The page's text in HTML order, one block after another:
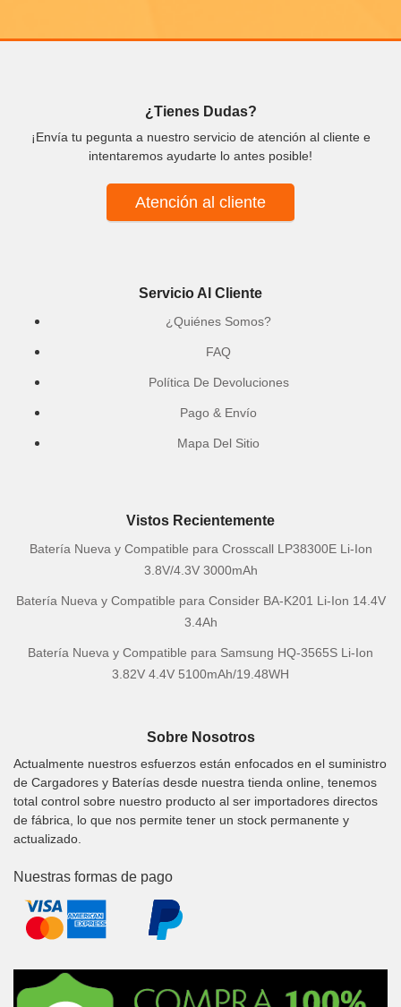
¿Tienes Dudas?
¡Envía tu pegunta a nuestro servicio de atención al cliente e
intentaremos ayudarte lo antes posible!
Atención al cliente
Servicio Al Cliente
¿Quiénes Somos?
FAQ
Política De Devoluciones
Pago & Envío
Mapa Del Sitio
Vistos Recientemente
Batería Nueva y Compatible para Crosscall LP38300E Li-Ion
3.8V/4.3V 3000mAh
Batería Nueva y Compatible para Consider BA-K201 Li-Ion 14.4V
3.4Ah
Batería Nueva y Compatible para Samsung HQ-3565S Li-Ion
3.82V 4.4V 5100mAh/19.48WH
Sobre Nosotros
Actualmente nuestros esfuerzos están enfocados en el suministro
de Cargadores y Baterías desde nuestra tienda online, tenemos
total control sobre nuestro producto al ser importadores directos
de fábrica, lo que nos permite tener un stock permanente y
actualizado.
Nuestras formas de pago